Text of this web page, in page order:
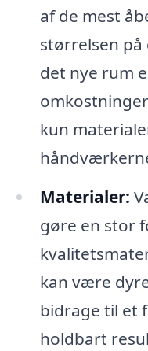
af de mest
størrelsen på
det nye rum
kun
Materialer:
gøre en stor
kan være
bidrage til et
holdbart